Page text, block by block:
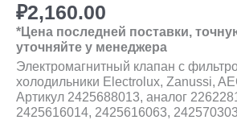
₽2,160.00
*Цена последней поставки,
уточняйте у менеджера
Электромагнитный клапан с
холодильники Electrolux, Zanussi,
Артикул 2425688013, аналог
2425616014, 2425616063,